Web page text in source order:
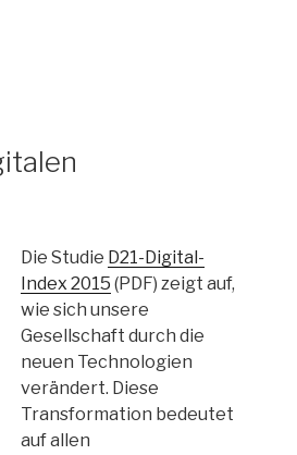
Die Studie D21-Digital-
Index 2015 (PDF) zeigt auf,
wie sich unsere
Gesellschaft durch die
neuen Technologien
verändert. Diese
Transformation bedeutet
auf allen